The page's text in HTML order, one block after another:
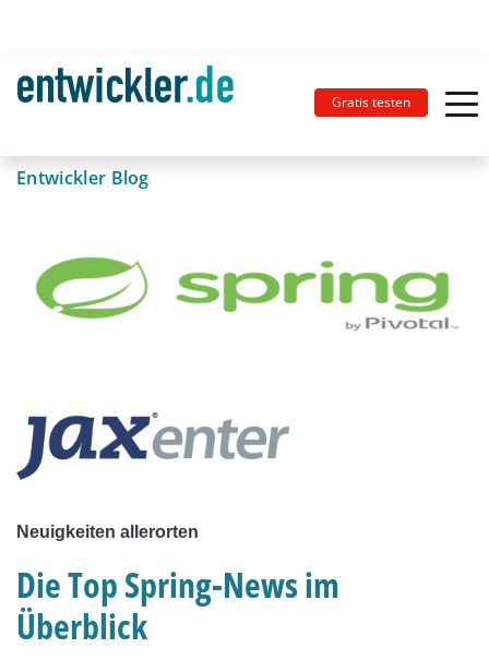
Gratis testen
Entwickler Blog
Neuigkeiten allerorten
Die Top Spring-News im
Überblick